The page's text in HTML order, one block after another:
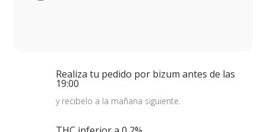
Realiza tu pedido por bizum antes de las
19:00
y recibelo a la mañana siguiente.